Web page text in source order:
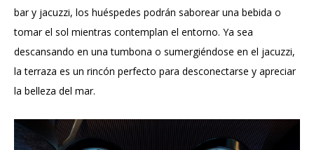
bar y jacuzzi, los huéspedes podrán saborear una bebida o
tomar el sol mientras contemplan el entorno. Ya sea
descansando en una tumbona o sumergiéndose en el jacuzzi,
la terraza es un rincón perfecto para desconectarse y apreciar
la belleza del mar.